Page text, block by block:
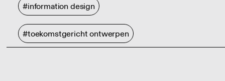
#information design
#toekomstgericht ontwerpen